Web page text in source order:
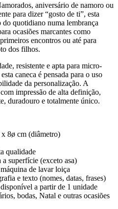
aniversário de namoro ou
para dizer “gosto de ti”, esta
quotidiano numa lembrança
ocasiões marcantes como
encontros ou até para
dos filhos.
resistente e apta para micro-
caneca é pensada para o uso
da personalização. A
impressão de alta definição,
duradouro e totalmente único.
8ø cm (diâmetro)
qualidade
superfície (exceto asa)
de lavar loiça
e texto (nomes, datas, frases)
a partir de 1 unidade
bodas, Natal e outras ocasiões